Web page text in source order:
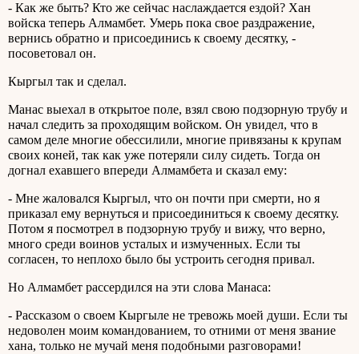
- Как же быть? Кто же сейчас наслаждается ездой? Хан
войска теперь Алмамбет. Умерь пока свое раздражение,
вернись обратно и присоединись к своему десятку, -
посоветовал он.
Кыргыл так и сделал.
Манас выехал в открытое поле, взял свою подзорную трубу и
начал следить за проходящим войском. Он увидел, что в
самом деле многие обессилили, многие привязаны к крупам
своих коней, так как уже потеряли силу сидеть. Тогда он
догнал ехавшего впереди Алмамбета и сказал ему:
- Мне жаловался Кыргыл, что он почти при смерти, но я
приказал ему вернуться и присоединиться к своему десятку.
Потом я посмотрел в подзорную трубу и вижу, что верно,
много среди воинов усталых и измученных. Если ты
согласен, то неплохо было бы устроить сегодня привал.
Но Алмамбет рассердился на эти слова Манаса:
- Рассказом о своем Кыргыле не тревожь моей души. Если ты
недоволен моим командованием, то отними от меня звание
хана, только не мучай меня подобными разговорами!